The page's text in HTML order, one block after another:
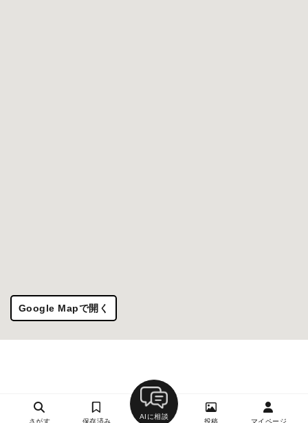
Google Mapで開く
さがす 保存済み
AIに相談
投稿 マイページ